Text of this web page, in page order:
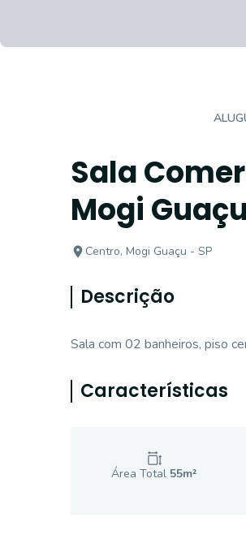
Sala
Mogi
Centro, Mogi Guaçu - SP
Descrição
Sala com 02 banheiros, piso
Características
Área Total 55m²